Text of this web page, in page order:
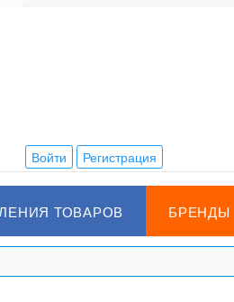
Войти Регистрация
ТОВАРОВ БРЕНДЫ